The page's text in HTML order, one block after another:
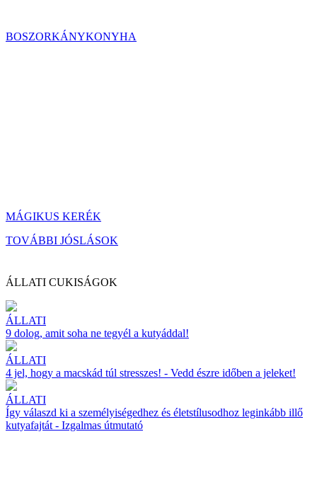
BOSZORKÁNYKONYHA
MÁGIKUS KERÉK
TOVÁBBI JÓSLÁSOK
ÁLLATI CUKISÁGOK
ÁLLATI
9 dolog, amit soha ne tegyél a kutyáddal!
ÁLLATI
4 jel, hogy a macskád túl stresszes! - Vedd észre időben a jeleket!
ÁLLATI
Így válaszd ki a személyiségedhez és életstílusodhoz leginkább illő
kutyafajtát - Izgalmas útmutató